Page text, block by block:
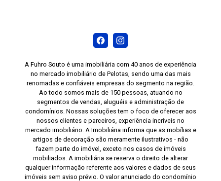
A Fuhro Souto é uma imobiliária com 40 anos de experiência
no mercado imobiliário de Pelotas, sendo uma das mais
renomadas e confiáveis empresas do segmento na região.
Ao todo somos mais de 150 pessoas, atuando no
segmentos de vendas, aluguéis e administração de
condomínios. Nossas soluções tem o foco de oferecer aos
nossos clientes e parceiros, experiência incríveis no
mercado imobiliário. A Imobiliária informa que as mobílias e
artigos de decoração são meramente ilustrativos - não
fazem parte do imóvel, exceto nos casos de imóveis
mobiliados. A imobiliária se reserva o direito de alterar
qualquer informação referente aos valores e dados de seus
imóveis sem aviso prévio. O valor anunciado do condomínio